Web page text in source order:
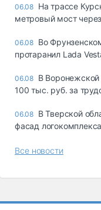
06.08 На трассе
метровый мост
06.08 Во
протаранил Lada
06.08 В
100 тыс. руб. за
06.08 В Тверской
фасад
Все новости